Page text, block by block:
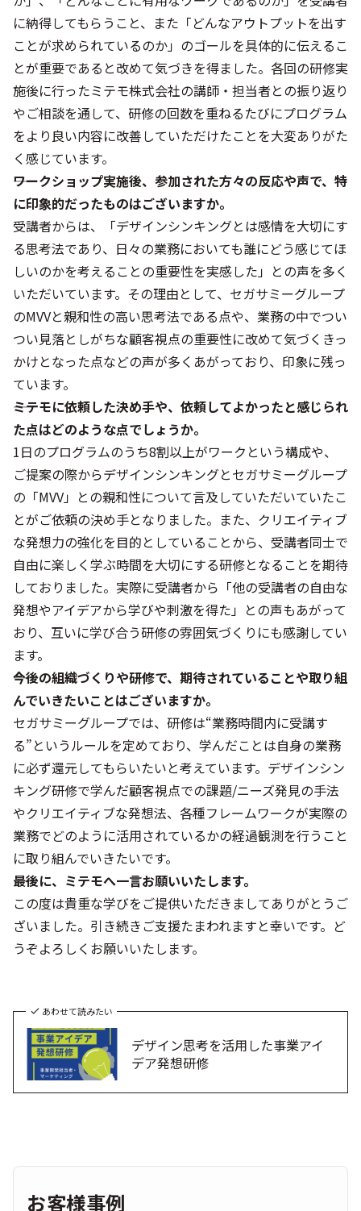
に納得してもらうこと、また「どんなアウトプットを出す
ことが求められているのか」のゴールを具体的に伝えるこ
とが重要であると改めて気づきを得ました。各回の研修実
施後に行ったミテモ株式会社の講師・担当者との振り返り
やご相談を通して、研修の回数を重ねるたびにプログラム
をより良い内容に改善していただけたことを大変ありがた
く感じています。
――ワークショップ実施後、参加された方々の反応や声で、特
に印象的だったものはございますか。
受講者からは、「デザインシンキングとは感情を大切にす
る思考法であり、日々の業務においても誰にどう感じてほ
しいのかを考えることの重要性を実感した」との声を多く
いただいています。その理由として、セガサミーグループ
のMVVと親和性の高い思考法である点や、業務の中でつい
つい見落としがちな顧客視点の重要性に改めて気づくきっ
かけとなった点などの声が多くあがっており、印象に残っ
ています。
――ミテモに依頼した決め手や、依頼してよかったと感じられ
た点はどのような点でしょうか。
1日のプログラムのうち8割以上がワークという構成や、
ご提案の際からデザインシンキングとセガサミーグループ
の「MVV」との親和性について言及していただいていたこ
とがご依頼の決め手となりました。また、クリエイティブ
な発想力の強化を目的としていることから、受講者同士で
自由に楽しく学ぶ時間を大切にする研修となることを期待
しておりました。実際に受講者から「他の受講者の自由な
発想やアイデアから学びや刺激を得た」との声もあがって
おり、互いに学び合う研修の雰囲気づくりにも感謝してい
ます。
――今後の組織づくりや研修で、期待されていることや取り組
んでいきたいことはございますか。
セガサミーグループでは、研修は“業務時間内に受講す
る”というルールを定めており、学んだことは自身の業務
に必ず還元してもらいたいと考えています。デザインシン
キング研修で学んだ顧客視点での課題/ニーズ発見の手法
やクリエイティブな発想法、各種フレームワークが実際の
業務でどのように活用されているかの経過観測を行うこと
に取り組んでいきたいです。
――最後に、ミテモへ一言お願いいたします。
この度は貴重な学びをご提供いただきましてありがとうご
ざいました。引き続きご支援たまわれますと幸いです。ど
うぞよろしくお願いいたします。
あわせて読みたい
デザイン思考を活用した事業アイ
デア発想研修
お客様事例